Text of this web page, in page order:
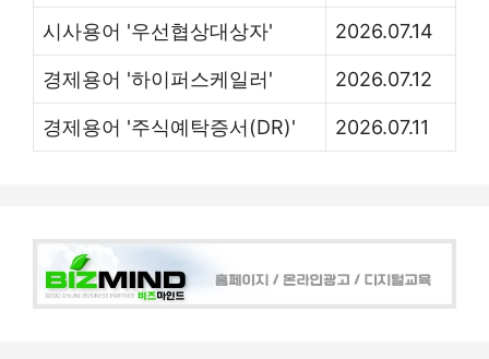
시사용어 '우선협상대상자' 2026.07.14
경제용어 '하이퍼스케일러' 2026.07.12
경제용어 '주식예탁증서(DR)' 2026.07.11